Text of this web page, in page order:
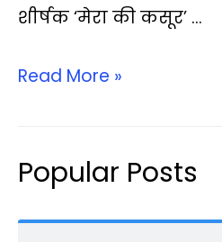
शीर्षक ‘मेरा की कसूर’ …
Read More »
Popular Posts